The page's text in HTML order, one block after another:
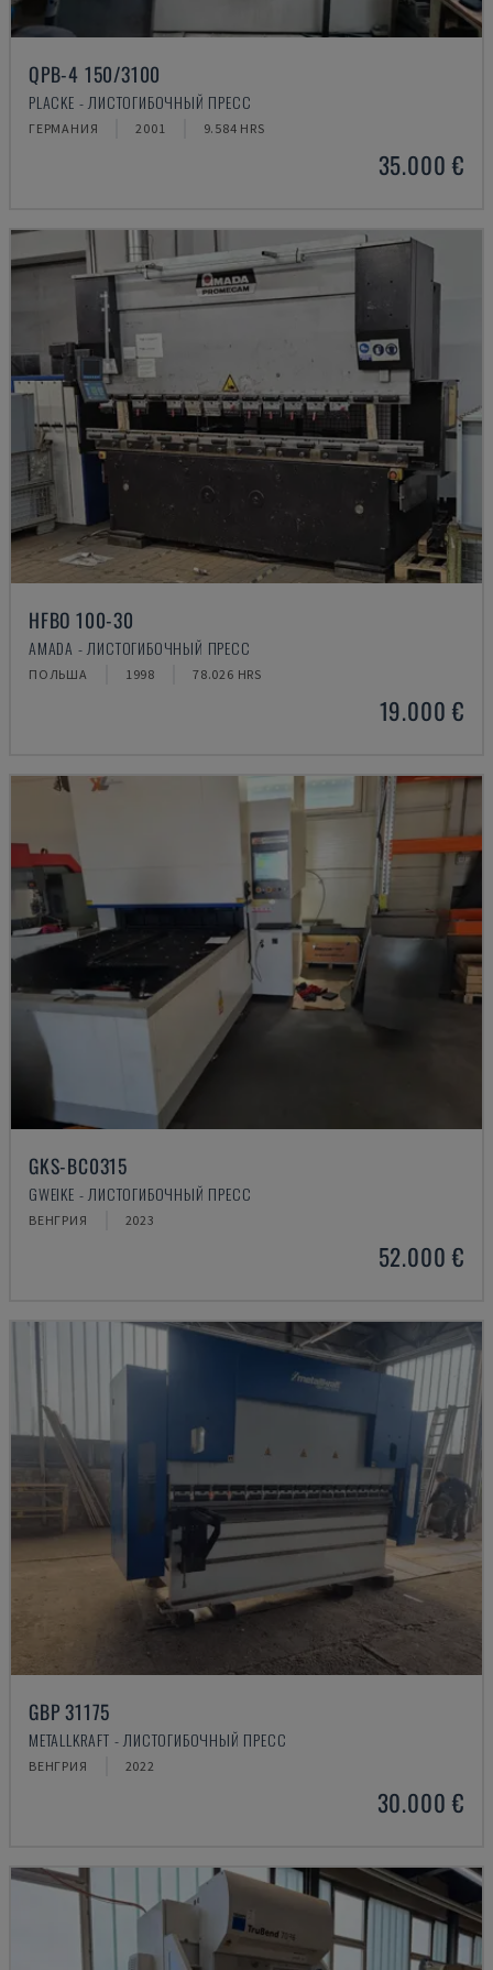
QPB-4 150/3100
PLACKE - ЛИСТОГИБОЧНЫЙ ПРЕСС
ГЕРМАНИЯ 2001 9.584 HRS
35.000 €
HFBO 100-30
AMADA - ЛИСТОГИБОЧНЫЙ ПРЕСС
ПОЛЬША 1998 78.026 HRS
19.000 €
GKS-BC0315
GWEIKE - ЛИСТОГИБОЧНЫЙ ПРЕСС
ВЕНГРИЯ 2023
52.000 €
GBP 31175
METALLKRAFT - ЛИСТОГИБОЧНЫЙ ПРЕСС
ВЕНГРИЯ 2022
30.000 €